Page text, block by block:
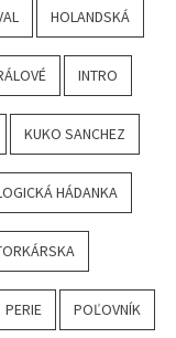
HOLANDSKÁ
INTRO
KUKO SANCHEZ
HÁDANKA
PERIE POĽOVNÍK